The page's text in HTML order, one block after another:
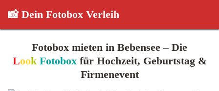
📸 Dein Fotobox Verleih
Fotobox mieten in Bebensee – Die
Look Fotoboxfür Hochzeit, Geburtstag &
Firmenevent